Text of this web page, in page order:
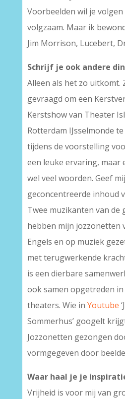
Voorbeelden wil je
volgzaam. Maar ik
Jim Morrison, Lucebert,
Schrijf je ook andere
Alleen als het zo uitkomt.
gevraagd om een
Kerstshow van Theater
Rotterdam IJsselmonde
tijdens de voorstelling
een leuke ervaring, maar
wel veel woorden. Geef
geconcentreerde inhoud
Twee muzikanten van de
hebben mijn jozzonetten
Engels en op muziek
met terugwerkende
is een dierbare
ook samen opgetreden
theaters. Wie in Youtube
Sommerhus’ googelt
Jozzonetten gezongen
vormgegeven door
Waar haal je je
Vrijheid is voor mij van